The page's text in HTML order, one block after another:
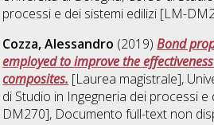
processi e dei sistemi edilizi [LM-
Cozza, Alessandro (2019)Bond
employed to improve the effectiveness
composites. [Laurea magistrale],
di Studio in Ingegneria dei processi
DM270], Documento full-text non